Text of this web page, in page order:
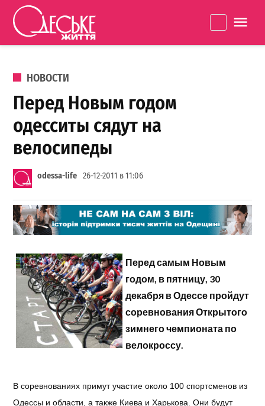
Перейти к содержанию
життя
ОПУБЛИКОВАНО В
НОВОСТИ
Перед Новым годом
одесситы сядут на
велосипеды
odessa-life 26-12-2011 в 11:06
Передсамым Новым
годом, в пятницу, 30
декабря вОдессе пройдут
соревнованияОткрытого
зимнегочемпионата по
велокроссу.
Всоревнованиях примут участие около 100спортсменов из
Одессы иобласти , атакже Киева иХарькова . Онибудут